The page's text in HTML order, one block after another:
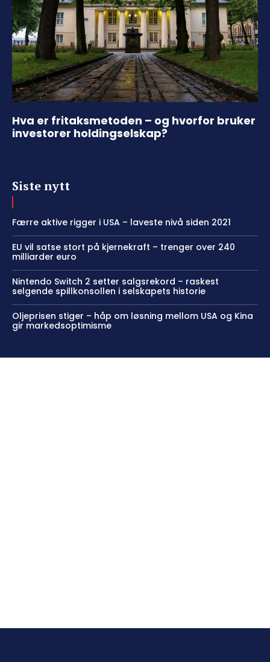
Hva er fritaksmetoden – og hvorfor bruker
investorer holdingselskap?
Siste nytt
Færre aktive rigger i USA – laveste nivå siden 2021
EU vil satse stort på kjernekraft – trenger over 240
milliarder euro
Nintendo Switch 2 setter salgsrekord – raskest
selgende spillkonsollen i selskapets historie
Oljeprisen stiger – håp om løsning mellom USA og Kina
gir markedsoptimisme